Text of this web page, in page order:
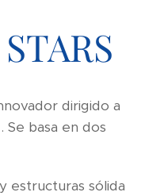
dirigido a
Se basa en dos
estructuras sólida